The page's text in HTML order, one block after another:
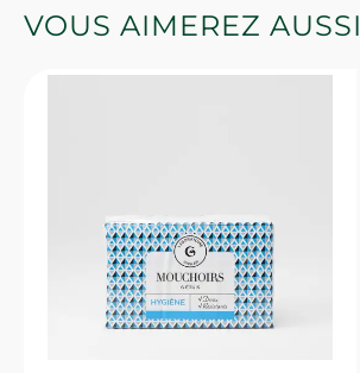
VOUS AIMEREZ AUSSI